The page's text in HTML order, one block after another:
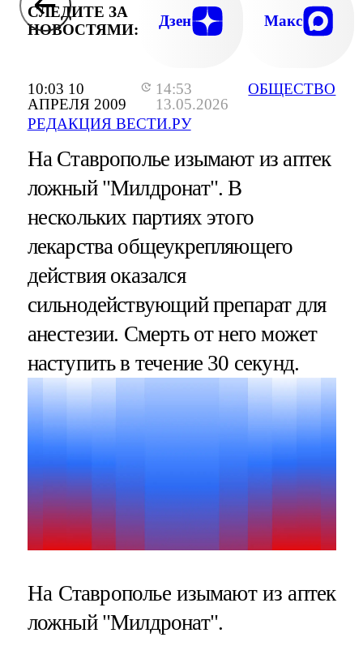
10:03 10
АПРЕЛЯ 2009
14:53
13.05.2026
РЕДАКЦИЯ ВЕСТИ.РУ
ОБЩЕСТВО
СЛЕДИТЕ ЗА
НОВОСТЯМИ:
Дзен Макс
На Ставрополье изымают из аптек
ложный "Милдронат". В
нескольких партиях этого
лекарства общеукрепляющего
действия оказался
сильнодействующий препарат для
анестезии. Смерть от него может
наступить в течение 30 секунд.
На Ставрополье изымают из аптек
ложный "Милдронат".